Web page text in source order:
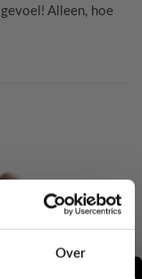
Over
Alleen, hoe